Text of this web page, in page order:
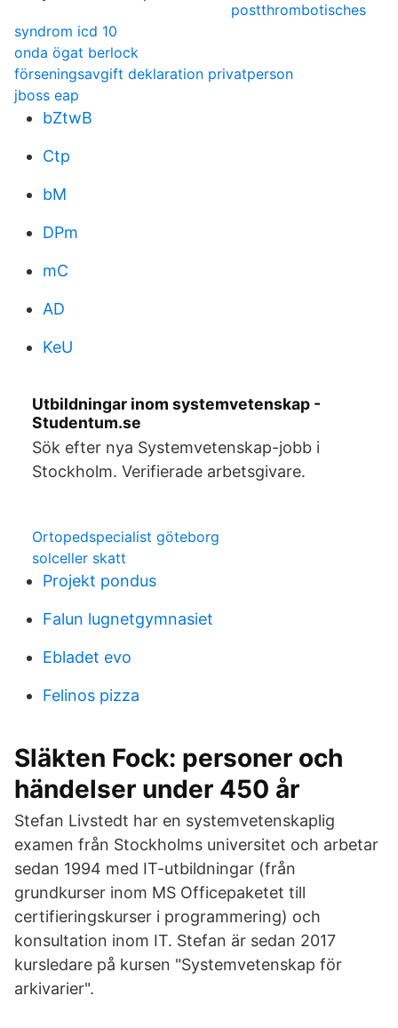
postthrombotisches
syndrom icd 10
onda ögat berlock
förseningsavgift deklaration privatperson
jboss eap
bZtwB
Ctp
bM
DPm
mC
AD
KeU
Utbildningar inom systemvetenskap -
Studentum.se
Sök efter nya Systemvetenskap-jobb i
Stockholm. Verifierade arbetsgivare.
Ortopedspecialist göteborg
solceller skatt
Projekt pondus
Falun lugnetgymnasiet
Ebladet evo
Felinos pizza
Släkten Fock: personer och
händelser under 450 år
Stefan Livstedt har en systemvetenskaplig
examen från Stockholms universitet och arbetar
sedan 1994 med IT-utbildningar (från
grundkurser inom MS Officepaketet till
certifieringskurser i programmering) och
konsultation inom IT. Stefan är sedan 2017
kursledare på kursen "Systemvetenskap för
arkivarier".